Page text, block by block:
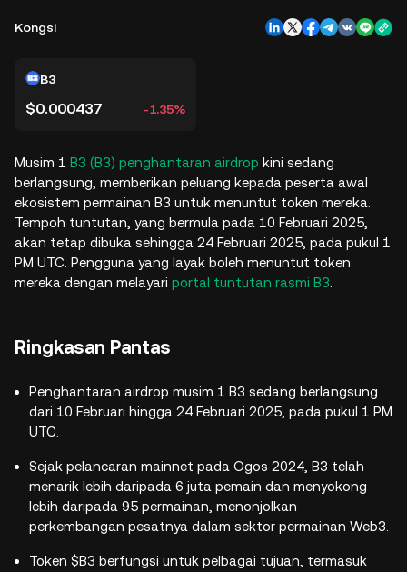
Kongsi
B3
$0.000437 -1.35%
Musim 1 B3 (B3) penghantaran airdrop kini sedang
berlangsung, memberikan peluang kepada peserta awal
ekosistem permainan B3 untuk menuntut token mereka.
Tempoh tuntutan, yang bermula pada 10 Februari 2025,
akan tetap dibuka sehingga 24 Februari 2025, pada pukul 1
PM UTC. Pengguna yang layak boleh menuntut token
mereka dengan melayari portal tuntutan rasmi B3
Ringkasan Pantas
Penghantaran airdrop musim 1 B3 sedang berlangsung
dari 10 Februari hingga 24 Februari 2025, pada pukul 1 PM
UTC.
Sejak pelancaran mainnet pada Ogos 2024, B3 telah
menarik lebih daripada 6 juta pemain dan menyokong
lebih daripada 95 permainan, menonjolkan
perkembangan pesatnya dalam sektor permainan Web3.
Token $B3 berfungsi untuk pelbagai tujuan, termasuk